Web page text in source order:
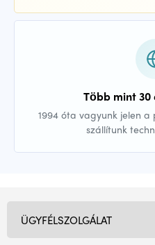
Több mint
1994 óta vagyunk jelen a
szállítunk
ÜGYFÉLSZOLGÁLAT